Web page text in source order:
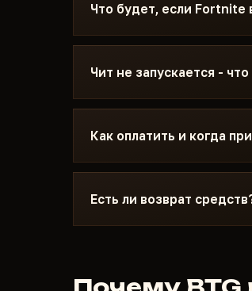
Что будет, если Fortnite
Обновляем чит в течение
замораживается - дни не
Чит не запускается -
Пишите в Discord с
минут: неправильный
Как оплатить и когда
Оплата криптовалютой
приходит автоматически
Есть ли возврат